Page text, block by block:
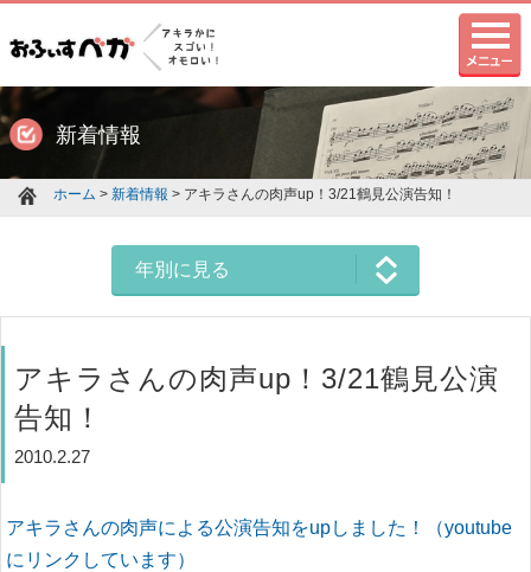
新着情報
ホーム > 新着情報 > アキラさんの肉声up！3/21鶴見公演告知！
年別に見る
アキラさんの肉声up！3/21鶴見公演
告知！
2010.2.27
アキラさんの肉声による公演告知をupしました！（youtube
にリンクしています）